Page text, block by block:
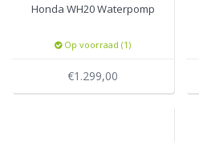
Honda WH20 Waterpomp
Op voorraad (1)
€1.299,00